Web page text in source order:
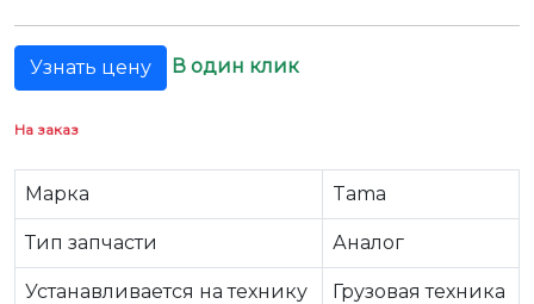
Узнать цену В один клик
На заказ
Марка Tama
Тип запчасти Аналог
Устанавливается на технику Грузовая техника